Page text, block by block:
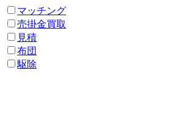
マッチング
売掛金買取
見積
布団
駆除